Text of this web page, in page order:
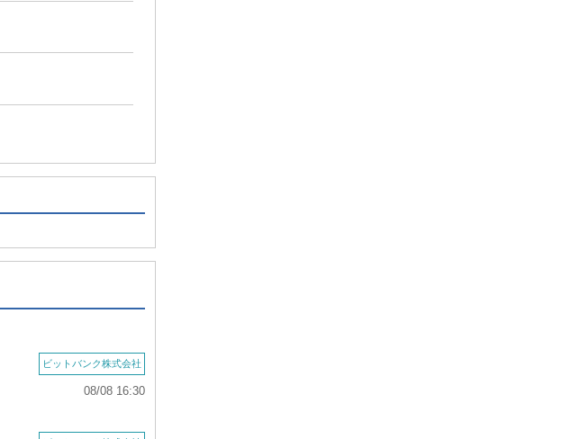
ビットバンク株式会社
08/08 16:30